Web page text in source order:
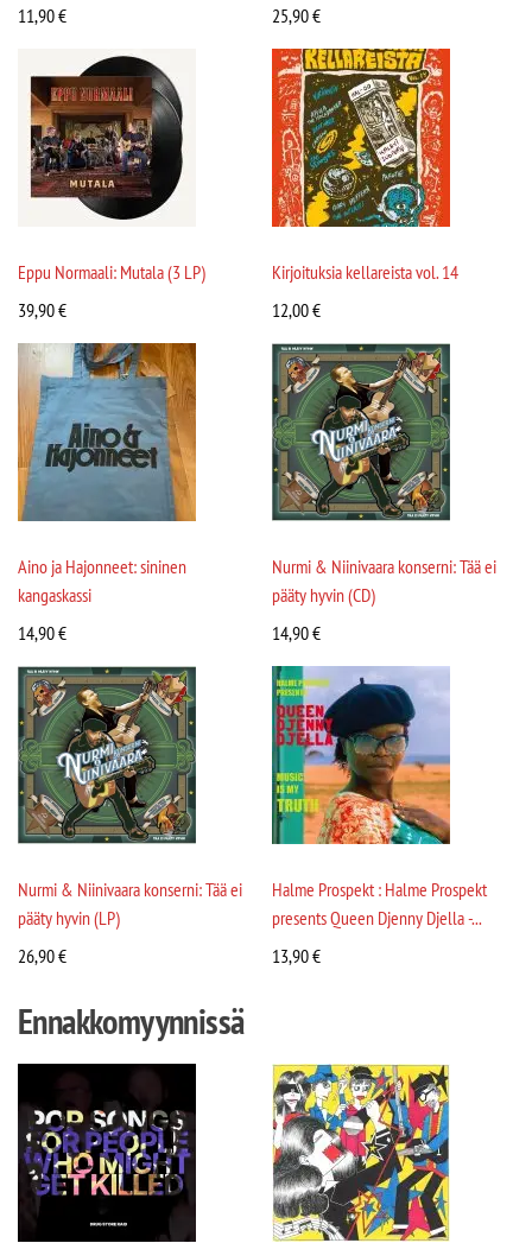
11,90€ 25,90€
Eppu Normaali: Mutala (3 LP)
39,90€
Kirjoituksia kellareista vol. 14
12,00€
Aino ja Hajonneet: sininen
kangaskassi
14,90€
Nurmi & Niinivaara konserni: Tää ei
pääty hyvin (CD)
14,90€
Nurmi & Niinivaara konserni: Tää ei
pääty hyvin (LP)
26,90€
Halme Prospekt : Halme Prospekt
presents Queen Djenny Djella -...
13,90€
Ennakkomyynnissä